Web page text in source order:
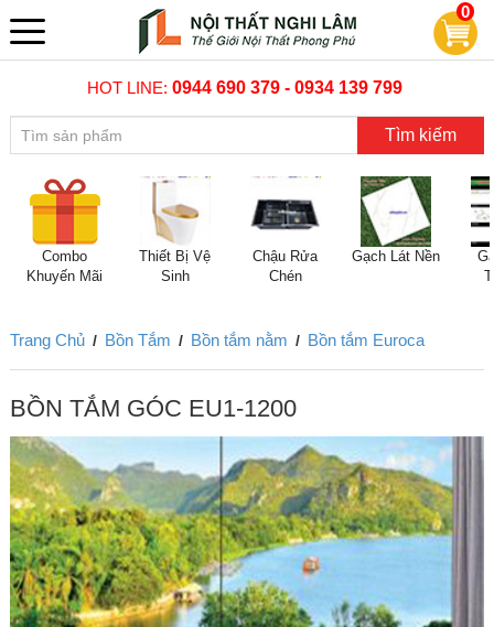
0
HOT LINE:0944 690 379 - 0934 139 799
Tìm kiếm
Combo
Khuyến Mãi
Thiết Bị Vệ
Sinh
Chậu Rửa
Chén
Gạch Lát Nền
Trang Chủ / Bồn Tắm / Bồn tắm nằm / Bồn tắm Euroca
BỒN TẮM GÓC EU1-1200